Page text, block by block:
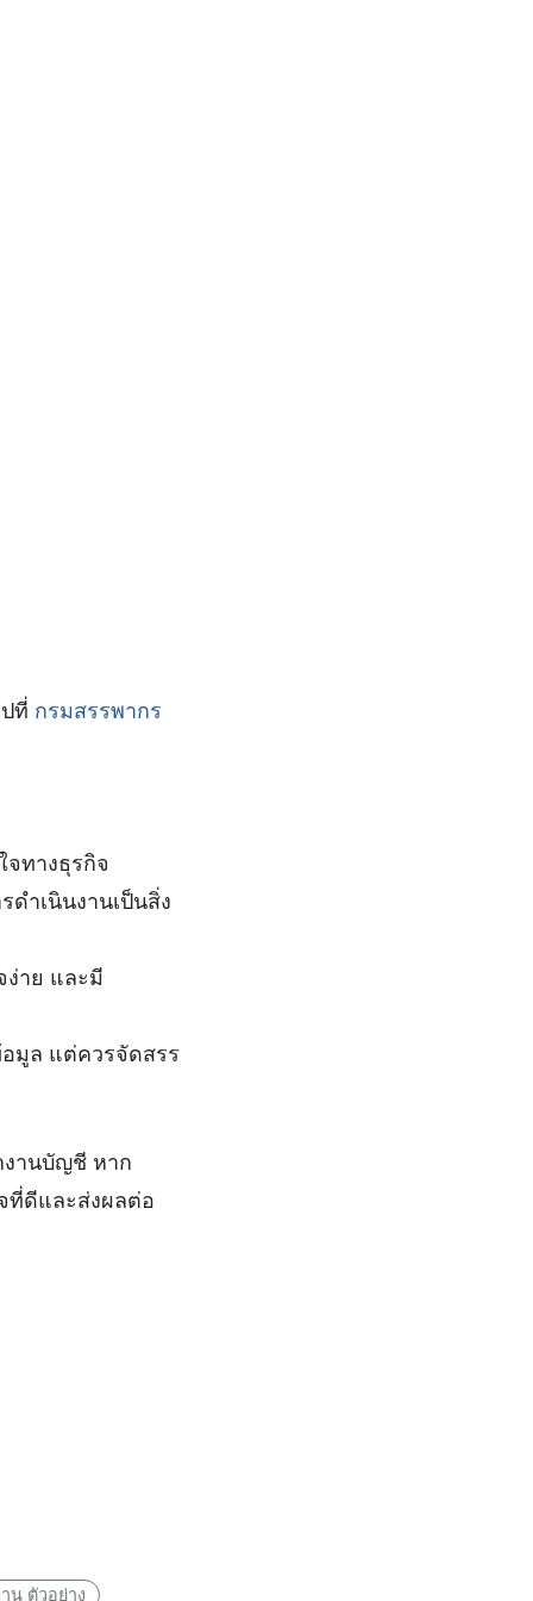
ที่ กรมสรรพากร
ทางธุรกิจ
ดำเนินงานเป็นสิ่ง
าย และมี
มูล แต่ควรจัดสรร
งานบัญชี หาก
ที่ดีและส่งผลต่อ
น ตัวอย่าง